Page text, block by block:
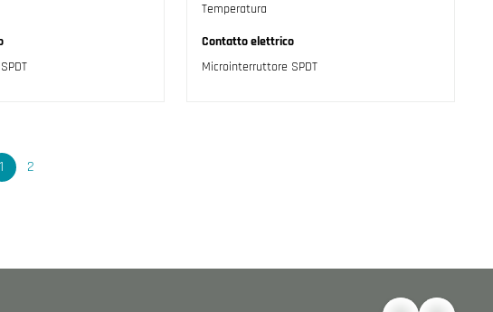
Temperatura
Contatto elettrico
Microinterruttore SPDT
1 2